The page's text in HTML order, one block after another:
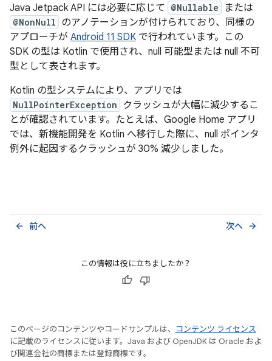
Java Jetpack API には必要に応じて
@Nullable または
@NonNull のアノテーションが付けられており、同様の
アプローチが Android 11 SDK で行われています。この
SDK の型は Kotlin で使用され、null 可能型または null 不可
型として表されます。
Kotlin の型システムにより、アプリでは
NullPointerException
クラッシュが大幅に減少するこ
とが確認されています。たとえば、Google Home アプリ
では、新機能開発を Kotlin へ移行した際に、null ポインタ
例外に起因するクラッシュが 30% 減少しました。
前へ
arrow_back 次へ arrow_forward
この情報は役に立ちましたか？
このページのコンテンツやコードサンプルは、
コンテンツ ライセンス
に記載のライセンスに従います。Java および OpenJDK は Oracle およ
び関連会社の商標または登録商標です。